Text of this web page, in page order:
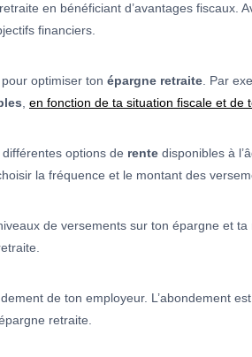
en bénéficiant d’avantages fiscaux.
financiers.
optimiser ton épargne retraite . Par
en fonction de ta situation fiscale et de
options de rente disponibles à
la fréquence et le montant des
de versements sur ton épargne et
de ton employeur. L’abondement
retraite.